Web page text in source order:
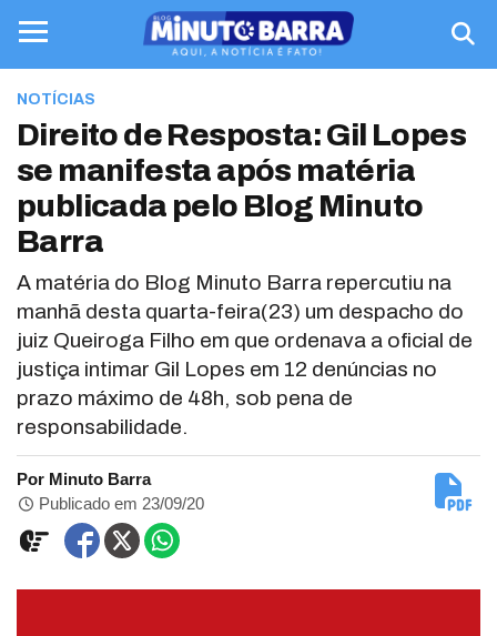
NOTÍCIAS
Direito de Resposta: Gil Lopes
se manifesta após matéria
publicada pelo Blog Minuto
Barra
A matéria do Blog Minuto Barra repercutiu na
manhã desta quarta-feira(23) um despacho do
juiz Queiroga Filho em que ordenava a oficial de
justiça intimar Gil Lopes em 12 denúncias no
prazo máximo de 48h, sob pena de
responsabilidade.
Por Minuto Barra
Publicado em 23/09/20